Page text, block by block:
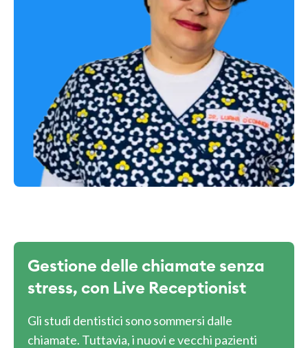
Gestione delle chiamate senza
stress, con Live Receptionist
Gli studi dentistici sono sommersi dalle
chiamate. Tuttavia, i nuovi e vecchi pazienti